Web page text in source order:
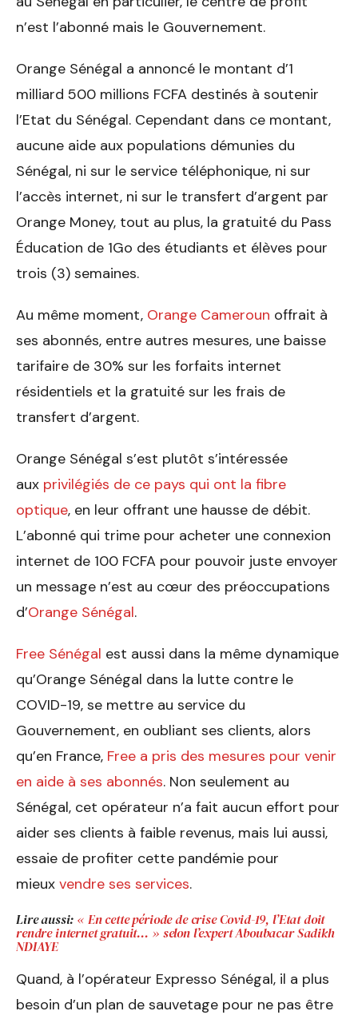
n’est l’abonné mais le Gouvernement.
Orange Sénégal a annoncé le montant d’1
milliard 500 millions FCFA destinés à soutenir
l’Etat du Sénégal. Cependant dans ce montant,
aucune aide aux populations démunies du
Sénégal, ni sur le service téléphonique, ni sur
l’accès internet, ni sur le transfert d’argent par
Orange Money, tout au plus, la gratuité du Pass
Éducation de 1Go des étudiants et élèves pour
trois (3) semaines.
Au même moment, Orange Cameroun offrait à
ses abonnés, entre autres mesures, une baisse
tarifaire de 30% sur les forfaits internet
résidentiels et la gratuité sur les frais de
transfert d’argent.
Orange Sénégal s’est plutôt s’intéressée
aux privilégiés de ce pays qui ont la fibre
optique, en leur offrant une hausse de débit.
L’abonné qui trime pour acheter une connexion
internet de 100 FCFA pour pouvoir juste envoyer
un message n’est au cœur des préoccupations
d’Orange Sénégal.
Free Sénégal est aussi dans la même dynamique
qu’Orange Sénégal dans la lutte contre le
COVID-19, se mettre au service du
Gouvernement, en oubliant ses clients, alors
qu’en France, Free a pris des mesures pour venir
en aide à ses abonnés. Non seulement au
Sénégal, cet opérateur n’a fait aucun effort pour
aider ses clients à faible revenus, mais lui aussi,
essaie de profiter cette pandémie pour
mieux vendre ses services.
Lire aussi: « En cette période de crise Covid-19, l’Etat doit
rendre internet gratuit… » selon l’expert Aboubacar Sadikh
NDIAYE
Quand, à l’opérateur Expresso Sénégal, il a plus
besoin d’un plan de sauvetage pour ne pas être